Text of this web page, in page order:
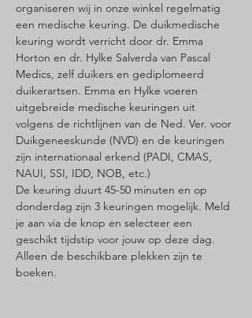
organiseren wij in onze winkel regelmatig
een medische keuring. De duikmedische
keuring wordt verricht door dr. Emma
Horton en dr. Hylke Salverda van Pascal
Medics, zelf duikers en gediplomeerd
duikerartsen. Emma en Hylke voeren
uitgebreide medische keuringen uit
volgens de richtlijnen van de Ned. Ver. voor
Duikgeneeskunde (NVD) en de keuringen
zijn internationaal erkend (PADI, CMAS,
NAUI, SSI, IDD, NOB, etc.)
De keuring duurt 45-50 minuten en op
donderdag zijn 3 keuringen mogelijk. Meld
je aan via de knop en selecteer een
geschikt tijdstip voor jouw op deze dag.
Alleen de beschikbare plekken zijn te
boeken.